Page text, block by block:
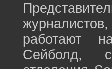
работают
Сейболд,